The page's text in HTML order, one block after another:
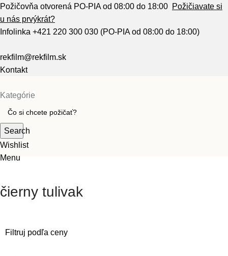
Požičovňa otvorená PO-PIA od 08:00 do 18:00 Požičiavate si
u nás prvýkrát?
Infolinka +421 220 300 030 (PO-PIA od 08:00 do 18:00)
rekfilm@rekfilm.sk
Kontakt
Kategórie
Search
Wishlist
Menu
čierny tulivak
Filtruj podľa ceny